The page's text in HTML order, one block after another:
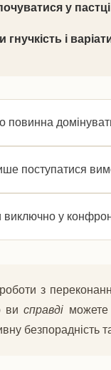
у пастці
і
повинна
поступатися
у
з
висправді можете
безпорадність